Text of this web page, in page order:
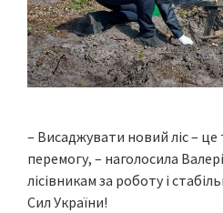
– Висаджувати новий ліс –
перемогу, – наголосила
лісівникам за роботу і
Сил України!